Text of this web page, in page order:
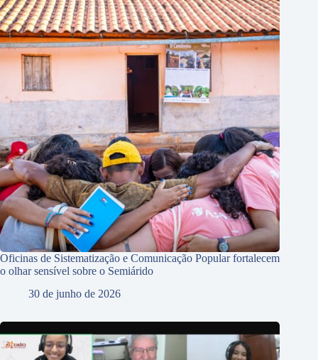
Oficinas de Sistematização e Comunicação Popular fortalecem
o olhar sensível sobre o Semiárido
30 de junho de 2026